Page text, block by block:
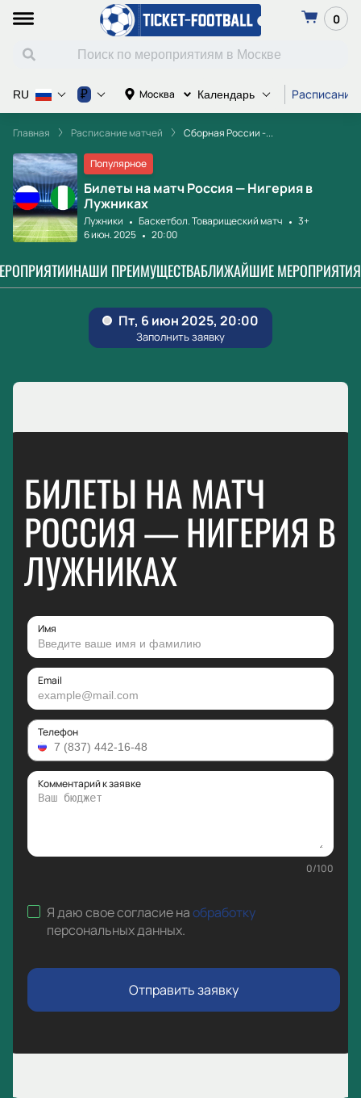
0
Москва Календарь Расписание
RU ₽
Главная Расписание матчей Сборная России -...
Популярное
Билеты на матч Россия — Нигерия в
Лужниках
Лужники Баскетбол. Товарищеский мaтч
3+
6 июн. 2025
20:00
НАШИ ПРЕИМУЩЕСТВАБЛИЖАЙШИЕ МЕРОПРИЯТИЯ
БИЛЕТЫ НА МАТЧ
РОССИЯ — НИГЕРИЯ В
ЛУЖНИКАХ
Имя
Email
Телефон
Комментарий к заявке
0/100
Я даю свое согласие наобработку
персональных данных.
Отправить заявку